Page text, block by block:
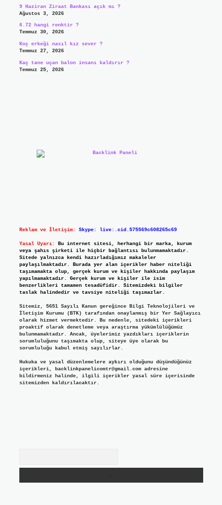
9 Haziran Ziraat Bankası açık mı ?
Ağustos 3, 2026
6.72 hangi renktir ?
Temmuz 30, 2026
Koç erkeği nasıl kız sever ?
Temmuz 27, 2026
Kaç tane uçan balon insanı kaldırır ?
Temmuz 25, 2026
Reklam ve İletişim: Skype: live:.cid.575569c608265c69
Yasal Uyarı:
Bu internet sitesi, herhangi bir marka, kurum
veya şahıs şirketi ile hiçbir bağlantısı bulunmamaktadır.
Sitede yalnızca kendi hazırladığımız makaleler
paylaşılmaktadır. Burada yer alan içerikler haber niteliği
taşımamakta olup, gerçek kurum ve kişiler hakkında paylaşım
yapılmamaktadır. Gerçek kurum ve kişiler ile isim
benzerlikleri tamamen tesadüfidir. Sitemizdeki bilgiler
taslak halindedir ve tavsiye niteliği taşımazlar.
Sitemiz, 5651 Sayılı Kanun gereğince Bilgi Teknolojileri ve
İletişim Kurumu (BTK) tarafından onaylanmış bir Yer Sağlayıcı
olarak hizmet vermektedir. Bu nedenle, sitedeki içerikleri
proaktif olarak denetleme veya araştırma yükümlülüğümüz
bulunmamaktadır. Ancak, üyelerimiz yazdıkları içeriklerin
sorumluluğunu taşımakta olup, siteye üye olarak bu
sorumluluğu kabul etmiş sayılırlar.
Hukuka ve yasal düzenlemelere aykırı olduğunu düşündüğünüz
içerikleri, backlinkpanelicomtr@gmail.comadresine
bildirmeniz halinde, ilgili içerikler yasal süre içerisinde
sitemizden kaldırılacaktır.